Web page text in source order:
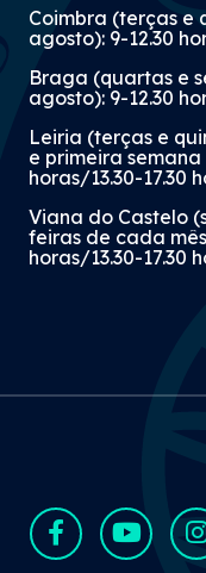
Coimbra (terças e
agosto): 9-12.30
Braga (quartas e
agosto): 9-12.30
Leiria (terças e
e primeira semana
horas/13.30-17.30
Viana do Castelo
feiras de cada
horas/13.30-17.30